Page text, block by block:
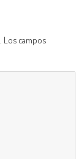
Los campos